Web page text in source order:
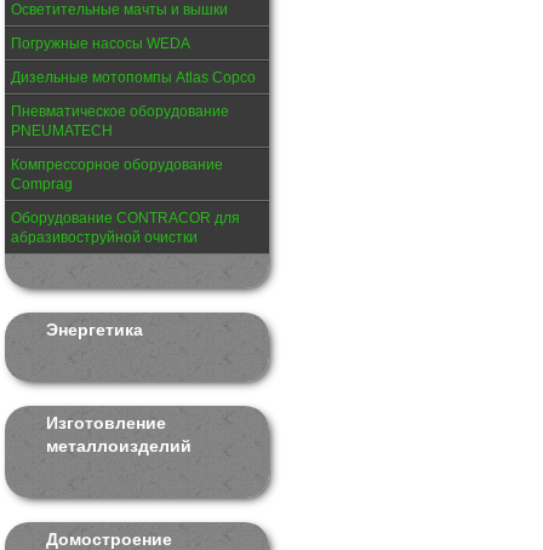
Осветительные мачты и вышки
Погружные насосы WEDA
Дизельные мотопомпы Atlas Copco
Пневматическое оборудование
PNEUMATECH
Компрессорное оборудование
Comprag
Оборудование CONTRACOR для
абразивоструйной очистки
Энергетика
Изготовление
металлоизделий
Домостроение